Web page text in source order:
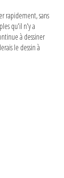
rapidement, sans
qu'il n'y a
à dessiner
le dessin à